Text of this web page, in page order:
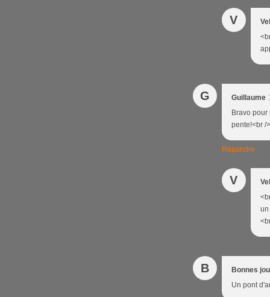
V
G Guillaume
Bravo
pente!<br /
Répondre
V
un
B
Bonnes
Un pont